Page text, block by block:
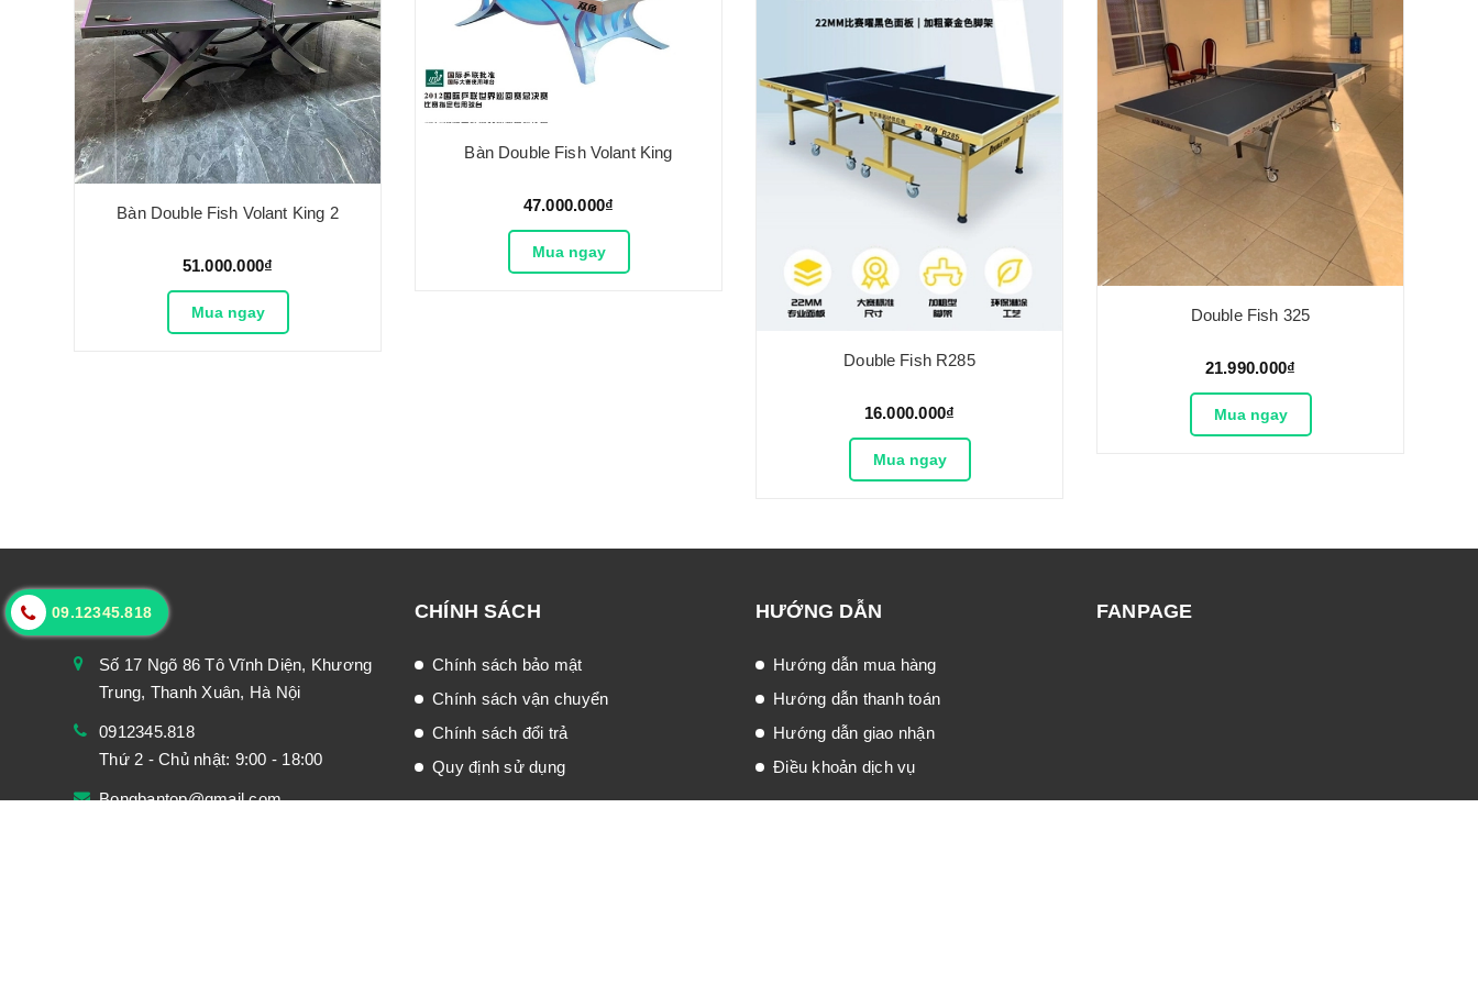
Bàn Double Fish Volant King 2
51.000.000₫
Mua ngay
Bàn Double Fish Volant King
47.000.000₫
Mua ngay
Double Fish R285
16.000.000₫
Mua ngay
Double Fish 325
21.990.000₫
Mua ngay
LIÊN HỆ
Số 17 Ngõ 86 Tô Vĩnh Diện, Khương
Trung, Thanh Xuân, Hà Nội
0912345.818
Thứ 2 - Chủ nhật: 9:00 - 18:00
Bongbantop@gmail.com
CHÍNH SÁCH
Chính sách bảo mật
Chính sách vận chuyển
Chính sách đổi trả
Quy định sử dụng
HƯỚNG DẪN
Hướng dẫn mua hàng
Hướng dẫn thanh toán
Hướng dẫn giao nhận
Điều khoản dịch vụ
FANPAGE
09.12345.818